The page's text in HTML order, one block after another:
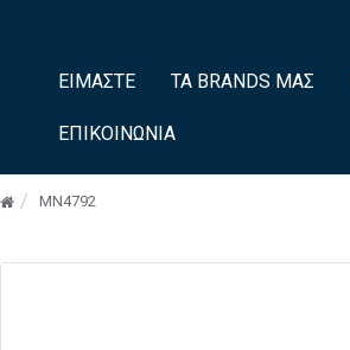
ΕΊΜΑΣΤΕ ΤΑ BRANDS ΜΑΣ
ΕΠΙΚΟΙΝΩΝΊΑ
MN4792